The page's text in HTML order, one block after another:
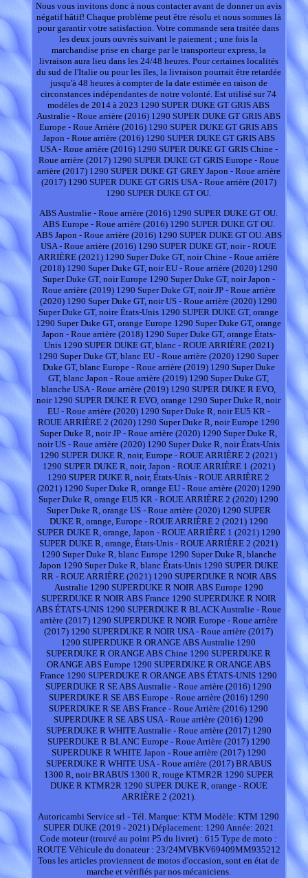
Nous vous invitons donc à nous contacter avant de donner un avis
négatif hâtif! Chaque problème peut être résolu et nous sommes là
pour garantir votre satisfaction. Votre commande sera traitée dans
les deux jours ouvrés suivant le paiement ; une fois la
marchandise prise en charge par le transporteur express, la
livraison aura lieu dans les 24/48 heures. Pour certaines localités
du sud de l'Italie ou pour les îles, la livraison pourrait être retardée
jusqu'à 48 heures à compter de la date estimée en raison de
circonstances indépendantes de notre volonté. Est utilisé sur 74
modèles de 2014 à 2023 1290 SUPER DUKE GT GRIS ABS
Australie - Roue arrière (2016) 1290 SUPER DUKE GT GRIS ABS
Europe - Roue Arrière (2016) 1290 SUPER DUKE GT GRIS ABS
Japon - Roue arrière (2016) 1290 SUPER DUKE GT GRIS ABS
USA - Roue arrière (2016) 1290 SUPER DUKE GT GRIS Chine -
Roue arrière (2017) 1290 SUPER DUKE GT GRIS Europe - Roue
arrière (2017) 1290 SUPER DUKE GT GREY Japon - Roue arrière
(2017) 1290 SUPER DUKE GT GRIS USA - Roue arrière (2017)
1290 SUPER DUKE GT OU.
ABS Australie - Roue arrière (2016) 1290 SUPER DUKE GT OU.
ABS Europe - Roue arrière (2016) 1290 SUPER DUKE GT OU.
ABS Japon - Roue arrière (2016) 1290 SUPER DUKE GT OU. ABS
USA - Roue arrière (2016) 1290 SUPER DUKE GT, noir - ROUE
ARRIÈRE (2021) 1290 Super Duke GT, noir Chine - Roue arrière
(2018) 1290 Super Duke GT, noir EU - Roue arrière (2020) 1290
Super Duke GT, noir Europe 1290 Super Duke GT, noir Japon -
Roue arrière (2019) 1290 Super Duke GT, noir JP - Roue arrière
(2020) 1290 Super Duke GT, noir US - Roue arrière (2020) 1290
Super Duke GT, noire États-Unis 1290 SUPER DUKE GT, orange
1290 Super Duke GT, orange Europe 1290 Super Duke GT, orange
Japon - Roue arrière (2018) 1290 Super Duke GT, orange États-
Unis 1290 SUPER DUKE GT, blanc - ROUE ARRIÈRE (2021)
1290 Super Duke GT, blanc EU - Roue arrière (2020) 1290 Super
Duke GT, blanc Europe - Roue arrière (2019) 1290 Super Duke
GT, blanc Japon - Roue arrière (2019) 1290 Super Duke GT,
blanche USA - Roue arrière (2019) 1290 SUPER DUKE R EVO,
noir 1290 SUPER DUKE R EVO, orange 1290 Super Duke R, noir
EU - Roue arrière (2020) 1290 Super Duke R, noir EU5 KR -
ROUE ARRIÈRE 2 (2020) 1290 Super Duke R, noir Europe 1290
Super Duke R, noir JP - Roue arrière (2020) 1290 Super Duke R,
noir US - Roue arrière (2020) 1290 Super Duke R, noir États-Unis
1290 SUPER DUKE R, noir, Europe - ROUE ARRIÈRE 2 (2021)
1290 SUPER DUKE R, noir, Japon - ROUE ARRIÈRE 1 (2021)
1290 SUPER DUKE R, noir, États-Unis - ROUE ARRIÈRE 2
(2021) 1290 Super Duke R, orange EU - Roue arrière (2020) 1290
Super Duke R, orange EU5 KR - ROUE ARRIÈRE 2 (2020) 1290
Super Duke R, orange US - Roue arrière (2020) 1290 SUPER
DUKE R, orange, Europe - ROUE ARRIÈRE 2 (2021) 1290
SUPER DUKE R, orange, Japon - ROUE ARRIÈRE 1 (2021) 1290
SUPER DUKE R, orange, États-Unis - ROUE ARRIÈRE 2 (2021)
1290 Super Duke R, blanc Europe 1290 Super Duke R, blanche
Japon 1290 Super Duke R, blanc États-Unis 1290 SUPER DUKE
RR - ROUE ARRIÈRE (2021) 1290 SUPERDUKE R NOIR ABS
Australie 1290 SUPERDUKE R NOIR ABS Europe 1290
SUPERDUKE R NOIR ABS France 1290 SUPERDUKE R NOIR
ABS ÉTATS-UNIS 1290 SUPERDUKE R BLACK Australie - Roue
arrière (2017) 1290 SUPERDUKE R NOIR Europe - Roue arrière
(2017) 1290 SUPERDUKE R NOIR USA - Roue arrière (2017)
1290 SUPERDUKE R ORANGE ABS Australie 1290
SUPERDUKE R ORANGE ABS Chine 1290 SUPERDUKE R
ORANGE ABS Europe 1290 SUPERDUKE R ORANGE ABS
France 1290 SUPERDUKE R ORANGE ABS ÉTATS-UNIS 1290
SUPERDUKE R SE ABS Australie - Roue arrière (2016) 1290
SUPERDUKE R SE ABS Europe - Roue arrière (2016) 1290
SUPERDUKE R SE ABS France - Roue Arrière (2016) 1290
SUPERDUKE R SE ABS USA - Roue arrière (2016) 1290
SUPERDUKE R WHITE Australie - Roue arrière (2017) 1290
SUPERDUKE R BLANC Europe - Roue Arrière (2017) 1290
SUPERDUKE R WHITE Japon - Roue arrière (2017) 1290
SUPERDUKE R WHITE USA - Roue arrière (2017) BRABUS
1300 R, noir BRABUS 1300 R, rouge KTMR2R 1290 SUPER
DUKE R KTMR2R 1290 SUPER DUKE R, orange - ROUE
ARRIÈRE 2 (2021).
Autoricambi Service srl - Tél. Marque: KTM Modèle: KTM 1290
SUPER DUKE (2019 - 2021) Déplacement: 1290 Année: 2021
Code moteur (trouvé au point P5 du livret) : 615 Type de moto :
ROUTE Véhicule du donateur : 23/24MVBKV69409MM935212
Tous les articles proviennent de motos d'occasion, sont en état de
marche et vérifiés par nos mécaniciens.